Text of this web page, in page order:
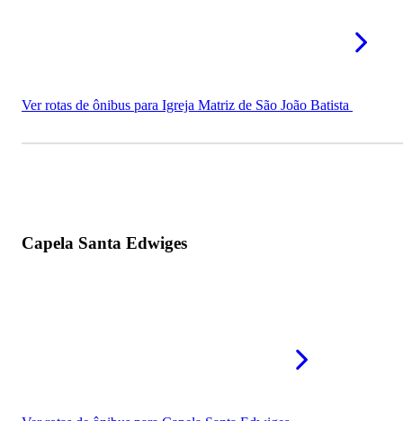
Ver rotas de ônibus para Igreja Matriz de São João Batista
Capela Santa Edwiges